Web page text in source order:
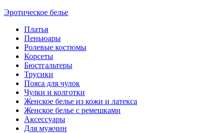
Эротическое белье
Платья
Пеньюары
Ролевые костюмы
Корсеты
Бюстгальтеры
Трусики
Пояса для чулок
Чулки и колготки
Женское белье из кожи и латекса
Женское белье с ремешками
Аксессуары
Для мужчин